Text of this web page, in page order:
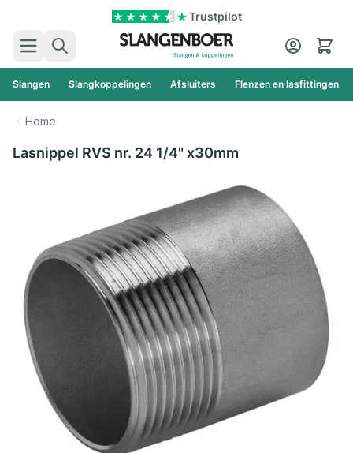
Trustpilot
Zoek
Cart
Slangen Slangkoppelingen Afsluiters Flenzen en lasfittingen
Home
Lasnippel RVS nr. 24 1/4" x30mm